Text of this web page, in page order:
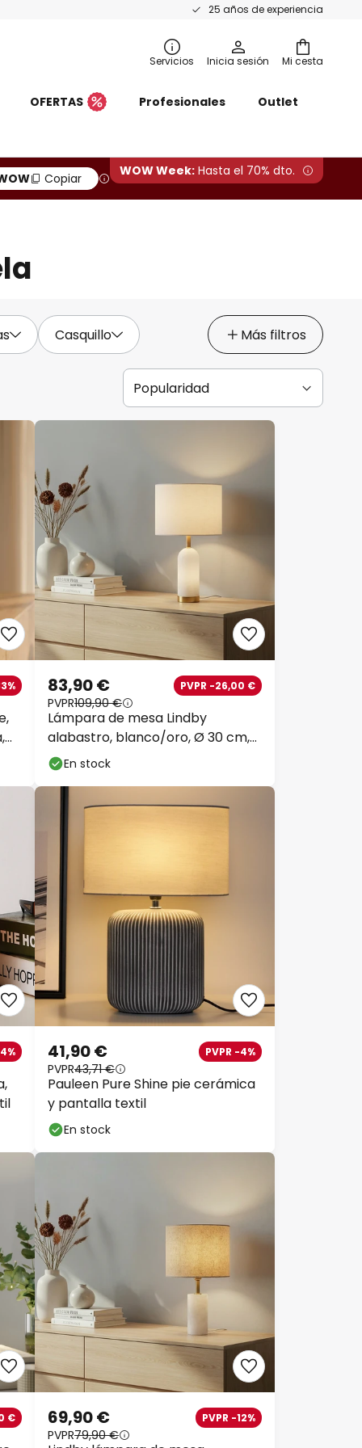
25 años de experiencia
Mi cesta
Servicios Inicia sesión
OFERTAS Profesionales Outlet
Copiar WOW Week: Hasta el 70% dto.
Casquillo Más filtros
Lámpara de mesa Lindby
alabastro, blanco/oro, Ø 30 cm,
mármol, E27
83,90 € PVPR -26,00 €
PVPR109,90 €
En stock
Pauleen Pure Shine pie cerámica
y pantalla textil
41,90 € PVPR -4%
PVPR43,71 €
En stock
€ 69,90 € PVPR -12%
PVPR79,90 €